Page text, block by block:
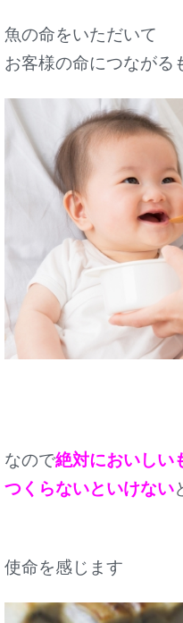
魚の命をいただいて
お客様の命につながる
なので絶対においしい
つくらないといけない
使命を感じます